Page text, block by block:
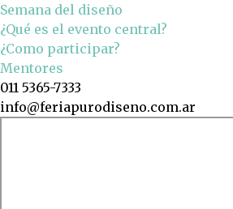
Semana del diseño
¿Qué es el evento central?
¿Como participar?
Mentores
011 5365-7333
info@feriapurodiseno.com.ar